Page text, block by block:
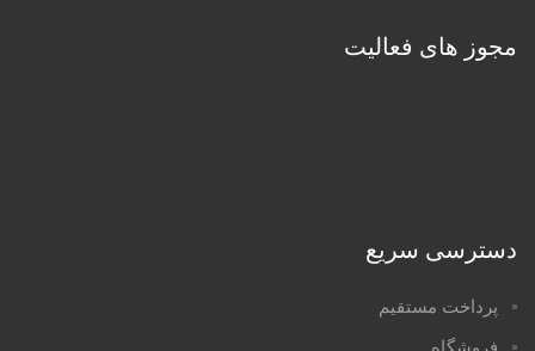
مجوز های فعالیت
دسترسی سریع
پرداخت مستقیم